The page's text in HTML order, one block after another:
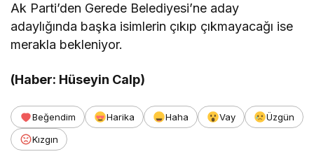
Ak Parti’den Gerede Belediyesi’ne aday
adaylığında başka isimlerin çıkıp çıkmayacağı ise
merakla bekleniyor.
(Haber: Hüseyin Calp)
Beğendim Harika Haha Vay
Üzgün
Kızgın